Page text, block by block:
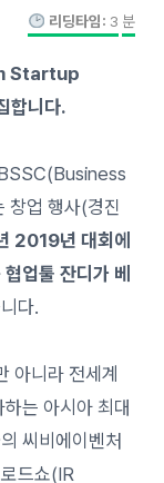
리딩타임: 3 분
Startup
합니다.
업 행사(경진
2019년 대회에
업툴 잔디가 베
다.
아니라 전세계
는 아시아 최대
씨비에이벤처
드쇼(IR